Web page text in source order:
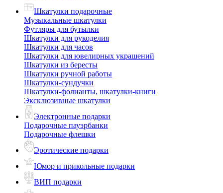
Шкатулки подарочные
Музыкальные шкатулки
Футляры для бутылки
Шкатулки для рукоделия
Шкатулки для часов
Шкатулки для ювелирных украшений
Шкатулки из бересты
Шкатулки ручной работы
Шкатулки-сундучки
Шкатулки-фолианты, шкатулки-книги
Эксклюзивные шкатулки
Электронные подарки
Подарочные пауэрбанки
Подарочные флешки
Эротические подарки
Юмор и прикольные подарки
ВИП подарки